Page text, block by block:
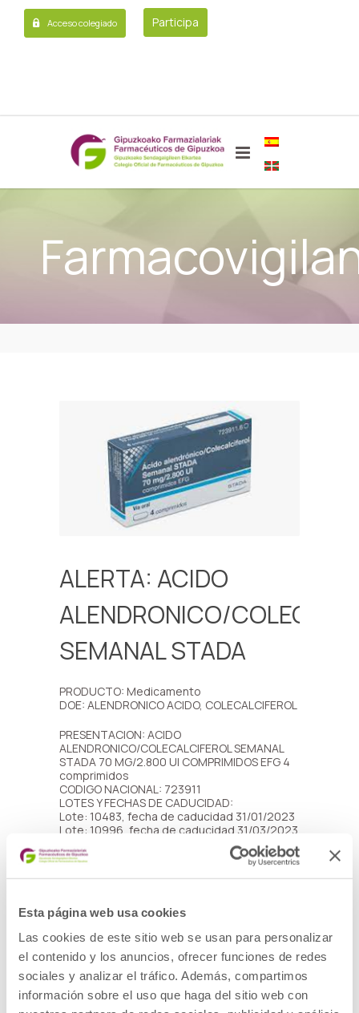
Esta página web usa cookies
Las cookies de este sitio web se usan para personalizar
el contenido y los anuncios, ofrecer funciones de redes
sociales y analizar el tráfico. Además, compartimos
información sobre el uso que haga del sitio web con
Acceso colegiado Participa
ALERTA: ACIDO
ALENDRONICO/
SEMANAL STADA
PRODUCTO: Medicamento
DOE: ALENDRONICO ACIDO, COLECALCIFEROL
PRESENTACION: ACIDO
ALENDRONICO/COLECALCIFEROL SEMANAL
STADA 70 MG/2.800 UI COMPRIMIDOS EFG 4
comprimidos
CODIGO NACIONAL: 723911
LOTES Y FECHAS DE CADUCIDAD:
Lote: 10483, fecha de caducidad 31/01/2023
Lote: 10996, fecha de caducidad 31/03/2023
PRESENTACION: EACIDO
CODIGO NACIONAL: 723912
FECHA CADUCIDAD: 28/02/2023
DESCRIPCIÓN DEL DEFECTO: Resultado fuera
de especificaciones en el ensayo de
valoración de colecalciferol.